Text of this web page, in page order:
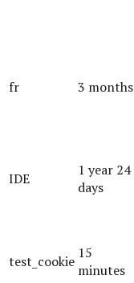
fr 3 months
IDE
1 year 24
days
test_cookie 15
minutes